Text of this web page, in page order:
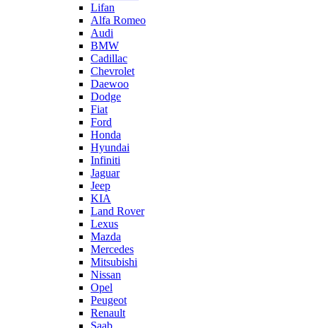
Lifan
Alfa Romeo
Audi
BMW
Cadillac
Chevrolet
Daewoo
Dodge
Fiat
Ford
Honda
Hyundai
Infiniti
Jaguar
Jeep
KIA
Land Rover
Lexus
Mazda
Mercedes
Mitsubishi
Nissan
Opel
Peugeot
Renault
Saab